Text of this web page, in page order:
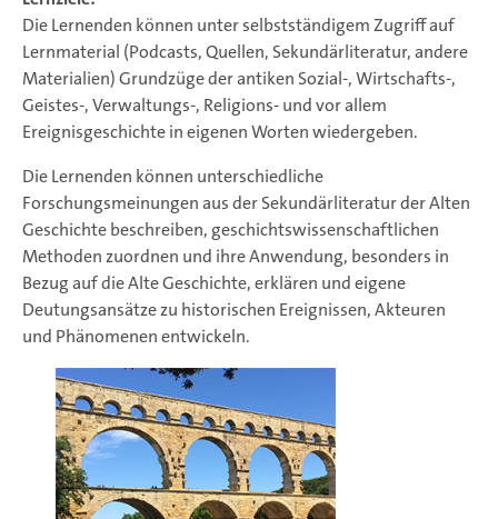
Die Lernenden können unter selbstständigem Zugriff auf
Lernmaterial (Podcasts, Quellen, Sekundärliteratur, andere
Materialien) Grundzüge der antiken Sozial-, Wirtschafts-,
Geistes-, Verwaltungs-, Religions- und vor allem
Ereignisgeschichte in eigenen Worten wiedergeben.
Die Lernenden können unterschiedliche
Forschungsmeinungen aus der Sekundärliteratur der Alten
Geschichte beschreiben, geschichtswissenschaftlichen
Methoden zuordnen und ihre Anwendung, besonders in
Bezug auf die Alte Geschichte, erklären und eigene
Deutungsansätze zu historischen Ereignissen, Akteuren
und Phänomenen entwickeln.